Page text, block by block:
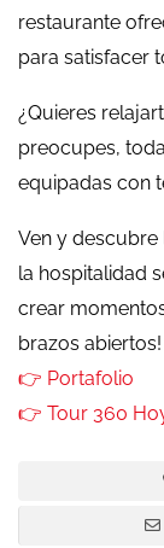
restaurante
para satisfacer
¿Quieres
preocupes,
equipadas con
Ven y
la hospitalidad
crear
brazos abiertos!
👉 Portafolio
👉 Tour 360